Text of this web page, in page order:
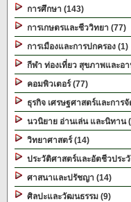
การศึกษา (143)
การเกษตรและชีววิทยา (77)
การเมืองและการปกครอง (1)
กีฬา ท่องเที่ยว สุขภาพและอ
คอมพิวเตอร์ (77)
ธุรกิจ เศรษฐศาสตร์และการ
นวนิยาย อ่านเล่น และนิทาน
วิทยาศาสตร์ (14)
ประวัติศาสตร์และอัตชีวประ
ศาสนาและปรัชญา (14)
ศิลปะและวัฒนธรรม (9)